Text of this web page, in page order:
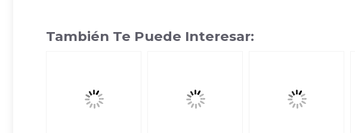
También Te Puede Interesar: